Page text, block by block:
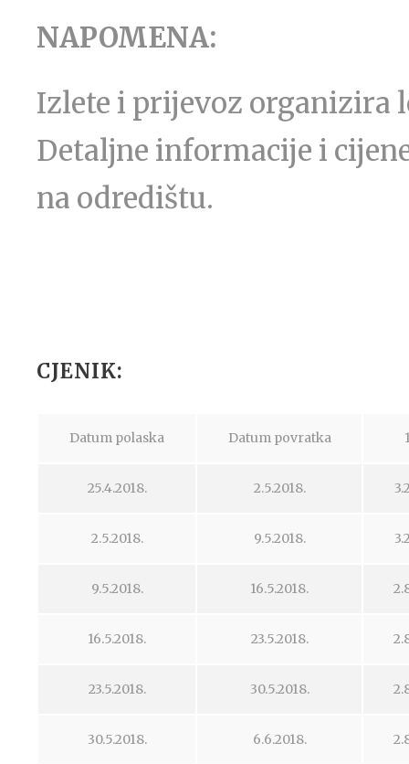
NAPOMENA:
Izlete i prijevoz organizira
Detaljne informacije i
na odredištu.
CJENIK:
Datum polaska Datum povratka
25.4.2018. 2.5.2018.
2.5.2018. 9.5.2018.
9.5.2018. 16.5.2018.
16.5.2018. 23.5.2018.
23.5.2018. 30.5.2018.
30.5.2018. 6.6.2018.